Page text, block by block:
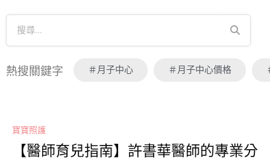
熱搜關鍵字 ＃月子中心 ＃月子中心價格
寶寶照護
【醫師育兒指南】許書華醫師的專業分